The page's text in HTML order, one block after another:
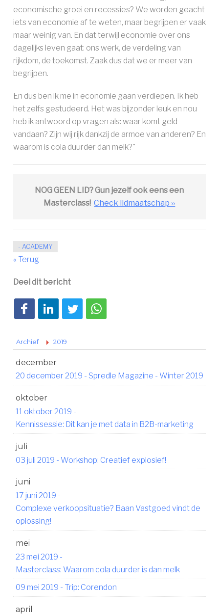
economische groei en recessies? We worden geacht
iets van economie af te weten, maar begrijpen er vaak
maar weinig van. En dat terwijl economie over ons
dagelijks leven gaat: ons werk, de verdeling van
rijkdom, de toekomst. Zaak dus dat we er meer van
begrijpen.
En dus ben ik me in economie gaan verdiepen. Ik heb
het zelfs gestudeerd. Het was bijzonder leuk en nou
heb ik antwoord op vragen als: waar komt geld
vandaan? Zijn wij rijk dankzij de armoe van anderen? En
waarom is cola duurder dan melk?"
NOG GEEN LID? Gun jezelf ook eens een
Masterclass! Check lidmaatschap ››
- ACADEMY
« Terug
Deel dit bericht
Deel op FacebookDeel op LinkedInDeel op TwitterDeel via WhatsApp
Archief 2019
december
20 december 2019 - Spredle Magazine - Winter 2019
oktober
11 oktober 2019 -
Kennissessie: Dit kan je met data in B2B-marketing
juli
03 juli 2019 - Workshop: Creatief explosief!
juni
17 juni 2019 -
Complexe verkoopsituatie? Baan Vastgoed vindt de
oplossing!
mei
23 mei 2019 -
Masterclass: Waarom cola duurder is dan melk
09 mei 2019 - Trip: Corendon
april